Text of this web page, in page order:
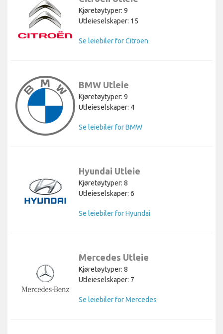
Kjøretøytyper: 9
Utleieselskaper: 15
Se leiebiler for Citroen
BMW Utleie
Kjøretøytyper: 9
Utleieselskaper: 4
Se leiebiler for BMW
Hyundai Utleie
Kjøretøytyper: 8
Utleieselskaper: 6
Se leiebiler for Hyundai
Mercedes Utleie
Kjøretøytyper: 8
Utleieselskaper: 7
Se leiebiler for Mercedes